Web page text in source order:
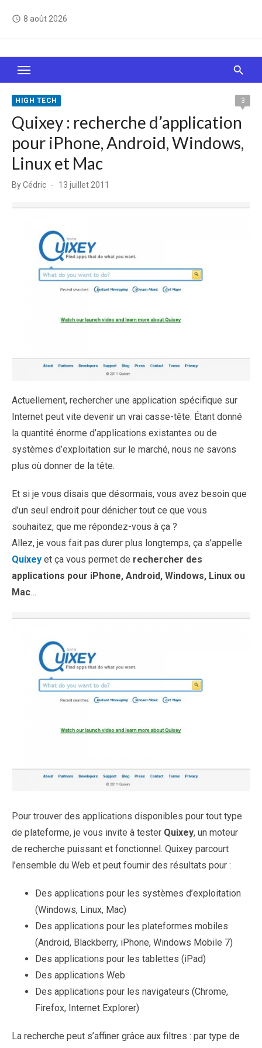
access_time 8 août 2026
Le Web, c'est comme une boîte de chocolats… On
sait jamais sur quoi on va tomber !
HIGH TECH 3
Quixey : recherche d’application
pour iPhone, Android, Windows,
Linux et Mac
ByCédric
Posted
13 juillet 2011
Actuellement, rechercher une application spécifique sur
Internet peut vite devenir un vrai casse-tête. Étant donné
la quantité énorme d’applications existantes ou de
systèmes d’exploitation sur ​​le marché, nous ne savons
plus où donner de la tête.
Et si je vous disais que désormais, vous avez besoin que
d’un seul endroit pour dénicher tout ce que vous
souhaitez, que me répondez-vous à ça ?
Allez, je vous fait pas durer plus longtemps, ça s’appelle
Quixey et ça vous permet de rechercher des
applications pour iPhone, Android, Windows, Linux ou
Mac…
Pour trouver des applications disponibles pour tout type
de plateforme, je vous invite à tester Quixey, un moteur
de recherche puissant et fonctionnel. Quixey parcourt
l’ensemble du Web et peut fournir des résultats pour :
Des applications pour les systèmes d’exploitation
(Windows, Linux, Mac)
Des applications pour les plateformes mobiles
(Android, Blackberry, iPhone, Windows Mobile 7)
Des applications pour les tablettes (iPad)
Des applications Web
Des applications pour les navigateurs (Chrome,
Firefox, Internet Explorer)
La recherche peut s’affiner grâce aux filtres : par type de